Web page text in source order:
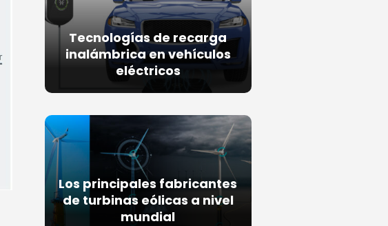
Tecnologías de recarga
inalámbrica en vehículos
eléctricos
Los principales fabricantes
de turbinas eólicas a nivel
mundial